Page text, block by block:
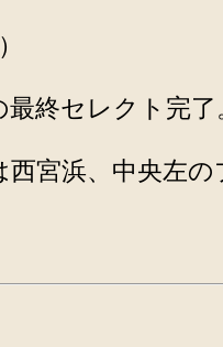
最終セレクト完
西宮浜、中央左